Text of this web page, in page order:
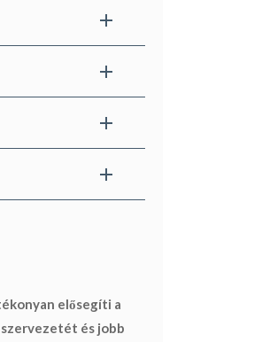
elősegíti a
és jobb